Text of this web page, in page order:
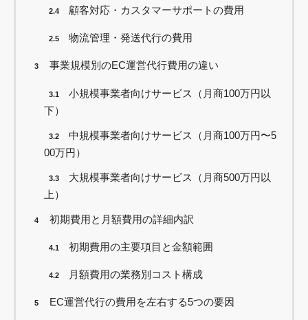
2.4 顧客対応・カスタマーサポートの費用
2.5 物流管理・発送代行の費用
3 事業規模別のEC運営代行費用の違い
3.1
小規模事業者向けサービス（月商100万円以
下）
3.2
中規模事業者向けサービス（月商100万円〜5
00万円）
3.3
大規模事業者向けサービス（月商500万円以
上）
4 初期費用と月額費用の詳細内訳
4.1 初期費用の主要項目と金額範囲
4.2 月額費用の業務別コスト構成
5 EC運営代行の費用を左右する5つの要因